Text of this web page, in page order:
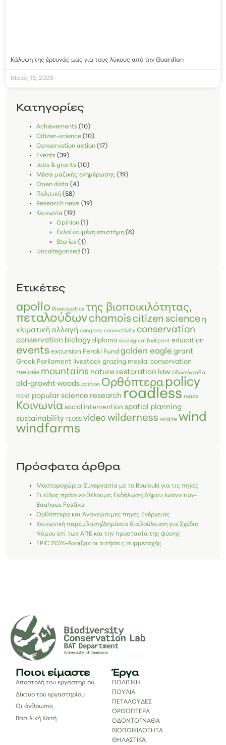
Κάλυψη της έρευνάς μας για τους λύκους από την Guardian
Μάιος 15, 2025
Kατηγορίες
Achievements (10)
Citizen-science (10)
Conservation action (17)
Events (39)
Jobs & grants (10)
Μέσα μαζικής ενημέρωσης (19)
Open data (4)
Πολιτική (58)
Research news (19)
Κοινωνία (19)
Opinion (1)
Εκλαϊκευμένη επιστήμη (8)
Stories (1)
Uncategorized (1)
Ετικέτες
apollo Bioacoustics της βιοποικιλότητας,
πεταλούδωνchamois citizen science η
κλιματική αλλαγή congress connectivity conservation
conservation biology diploma ecological footprint education
events excursion Feraki Fund golden eagle grant
Greek Parliament livestock grazing media; conservation
meiosis mountains nature restoration law Οδοντόγναθα
old-growht woods opinion Ορθόπτερα policy
PONT popular science research roadless roads
Κοινωνία social intervention spatial planning
sustainability TEOSS video wilderness wildife wind
windfarms
Πρόσφατα άρθρα
Μαστοροχώρια-Συνεργασία με το Boulouki για τις πηγές
Τι είδος πράσινο θέλουμε; Εκδήλωση Δήμου Ιωαννιτών-
Bauhaus Festival
Ορθόπτερα και Ανανεώσιμες πηγές Ενέργειας
Κοινωνική παρέμβαση/Δημόσια διαβούλευση για Σχέδιο
Νόμου επί των ΑΠΕ και την προστασία της φύσης
EPIC 2026-Άνοιξαν οι αιτήσεις συμμετοχής
Ποιοι είμαστε
Αποστολή του εργαστηρίου
Δίκτυο του εργαστηρίου
Οι άνθρωποι
Βασιλική Κατή
Έργα
ΠΟΛΙΤΙΚΗ
ΠΟΥΛΙΑ
ΠΕΤΑΛΟΥΔΕΣ
ΟΡΘΟΠΤΕΡΑ
ΟΔΟΝΤΟΓΝΑΘΑ
ΒΙΟΠΟΙΚΙΛΟΤΗΤΑ
ΘΗΛΑΣΤΙΚΑ